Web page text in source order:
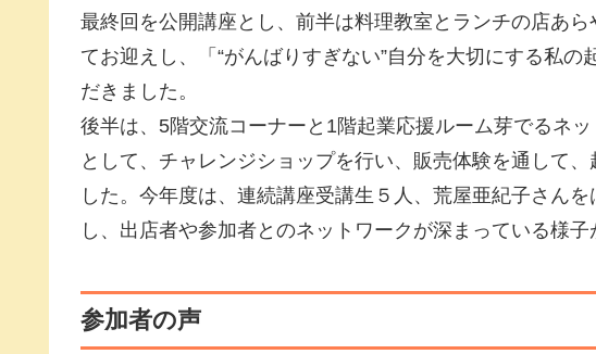
最終回を公開講座とし、前半は料理教室とランチの店あ
てお迎えし、「“がんばりすぎない”自分を大切にする私
だきました。
後半は、5階交流コーナーと1階起業応援ルーム芽でるネ
として、チャレンジショップを行い、販売体験を通して
した。今年度は、連続講座受講生５人、荒屋亜紀子さん
し、出店者や参加者とのネットワークが深まっている様子
参加者の声